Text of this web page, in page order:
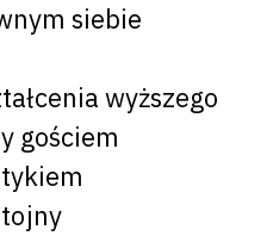
siebie
wyższego
gościem